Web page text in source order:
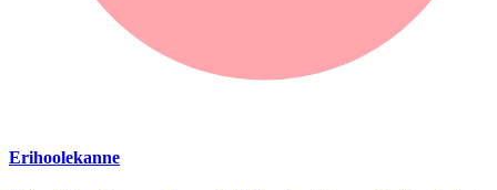
Erihoolekanne